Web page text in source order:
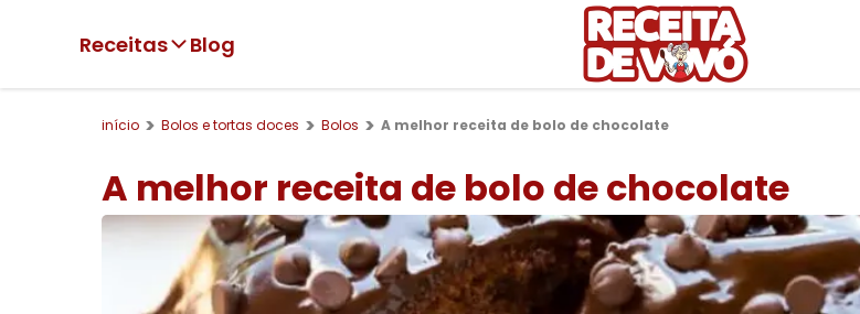
Receitas Blog
início Bolos e tortas doces Bolos A melhor receita de bolo de chocolate
A melhor receita de bolo de chocolate